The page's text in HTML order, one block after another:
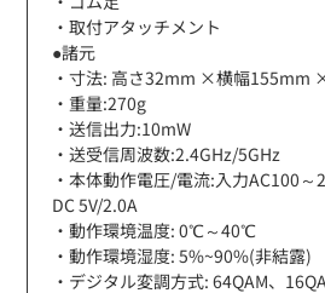
・取付アタッチメント
●諸元
・寸法: 高さ32mm ×横幅155mm
・重量:270g
・送信出力:10mW
・送受信周波数:2.4GHz/5GHz
・本体動作電圧/電流:入力AC100
DC 5V/2.0A
・動作環境温度: 0℃～40℃
・動作環境湿度: 5%~90%(非結露)
・デジタル変調方式: 64QAM、